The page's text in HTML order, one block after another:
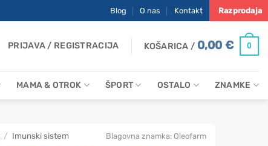
Blog O nas Kontakt Razprodaja
PRIJAVA / REGISTRACIJA KOŠARICA / 0,00€ 0
MAMA & OTROK ŠPORT OSTALO ZNAMKE
/ Imunski sistem Blagovna znamka: Oleofarm